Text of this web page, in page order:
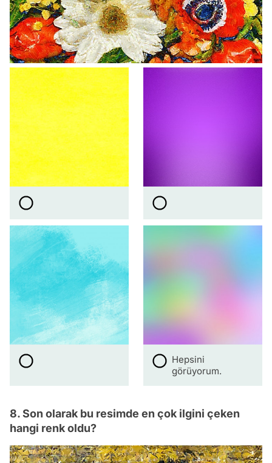
Hepsini
görüyorum.
8. Son olarak bu resimde en çok ilgini çeken
hangi renk oldu?